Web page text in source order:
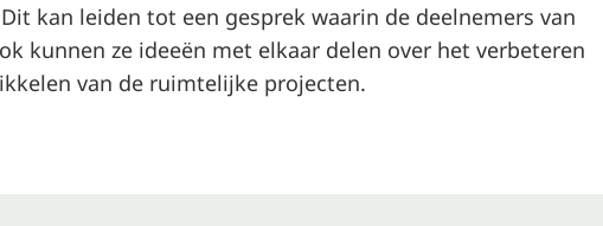
kan leiden tot een gesprek waarin de deelnemers van
kunnen ze ideeën met elkaar delen over het verbeteren
van de ruimtelijke projecten.